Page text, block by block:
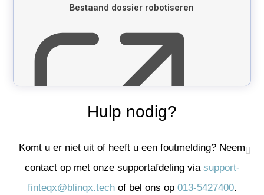
Hulp nodig?
Komt u er niet uit of heeft u een foutmelding? Neem
contact op met onze supportafdeling via support-
finteqx@blinqx.techof bel ons op 013-5427400.